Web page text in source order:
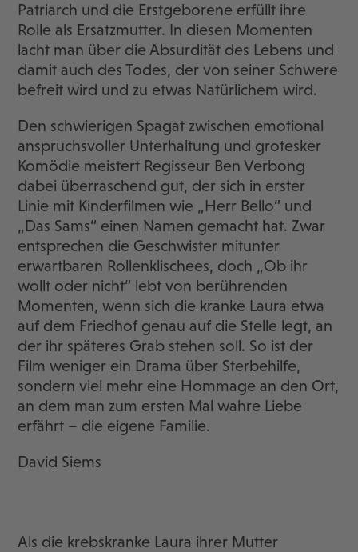
Patriarch und die Erstgeborene erfüllt ihre
Rolle als Ersatzmutter. In diesen Momenten
lacht man über die Absurdität des Lebens und
damit auch des Todes, der von seiner Schwere
befreit wird und zu etwas Natürlichem wird.
Den schwierigen Spagat zwischen emotional
anspruchsvoller Unterhaltung und grotesker
Komödie meistert Regisseur Ben Verbong
dabei überraschend gut, der sich in erster
Linie mit Kinderfilmen wie „Herr Bello“ und
„Das Sams“ einen Namen gemacht hat. Zwar
entsprechen die Geschwister mitunter
erwartbaren Rollenklischees, doch „Ob ihr
wollt oder nicht“ lebt von berührenden
Momenten, wenn sich die kranke Laura etwa
auf dem Friedhof genau auf die Stelle legt, an
der ihr späteres Grab stehen soll. So ist der
Film weniger ein Drama über Sterbehilfe,
sondern viel mehr eine Hommage an den Ort,
an dem man zum ersten Mal wahre Liebe
erfährt – die eigene Familie.
David Siems
Als die krebskranke Laura ihrer Mutter